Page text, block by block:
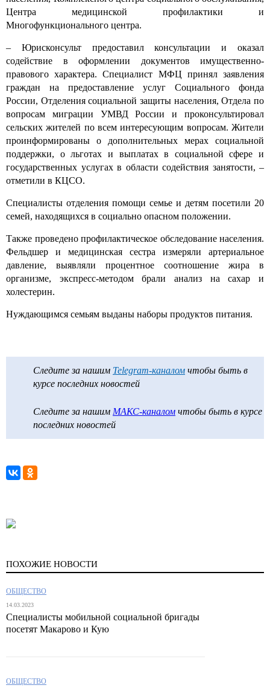
Центра медицинской профилактики и
Многофункционального центра.
– Юрисконсульт предоставил консультации и оказал
содействие в оформлении документов имущественно-
правового характера. Специалист МФЦ принял заявления
граждан на предоставление услуг Социального фонда
России, Отделения социальной защиты населения, Отдела по
вопросам миграции УМВД России и проконсультировал
сельских жителей по всем интересующим вопросам. Жители
проинформированы о дополнительных мерах социальной
поддержки, о льготах и выплатах в социальной сфере и
государственных услугах в области содействия занятости, –
отметили в КЦСО.
Специалисты отделения помощи семье и детям посетили 20
семей, находящихся в социально опасном положении.
Также проведено профилактическое обследование населения.
Фельдшер и медицинская сестра измеряли артериальное
давление, выявляли процентное соотношение жира в
организме, экспресс-методом брали анализ на сахар и
холестерин.
Нуждающимся семьям выданы наборы продуктов питания.
Следите за нашим Telegram-каналом чтобы быть в
курсе последних новостей
Следите за нашим МАКС-каналом чтобы быть в курсе
последних новостей
ПОХОЖИЕ НОВОСТИ
ОБЩЕСТВО
14.03.2023
Специалисты мобильной социальной бригады
посетят Макарово и Кую
ОБЩЕСТВО